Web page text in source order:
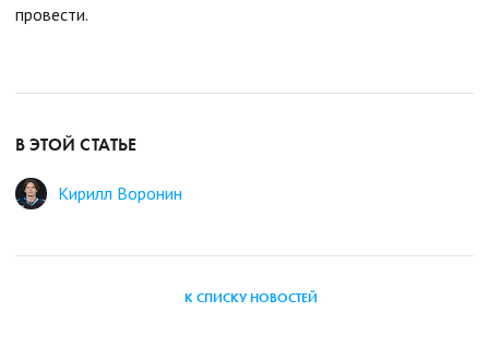
провести.
В ЭТОЙ СТАТЬЕ
Кирилл Воронин
К СПИСКУ НОВОСТЕЙ